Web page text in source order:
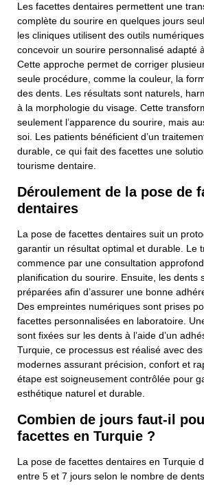
Les facettes dentaires permettent une
complète du sourire en quelques jours
les cliniques utilisent des outils
concevoir un sourire personnalisé adapté
Cette approche permet de corriger
seule procédure, comme la couleur, la
des dents. Les résultats sont naturels,
à la morphologie du visage. Cette
seulement l’apparence du sourire, mais
soi. Les patients bénéficient d’un
durable, ce qui fait des facettes une
tourisme dentaire.
Déroulement de la pose de
dentaires
La pose de facettes dentaires suit un
garantir un résultat optimal et durable. Le
commence par une consultation
planification du sourire. Ensuite, les dents
préparées afin d’assurer une bonne
Des empreintes numériques sont prises
facettes personnalisées en laboratoire.
sont fixées sur les dents à l’aide d’un
Turquie, ce processus est réalisé avec
modernes assurant précision, confort et
étape est soigneusement contrôlée pour
esthétique naturel et durable.
Combien de jours faut-il
facettes en Turquie ?
La pose de facettes dentaires en Turquie
entre 5 et 7 jours selon le nombre de